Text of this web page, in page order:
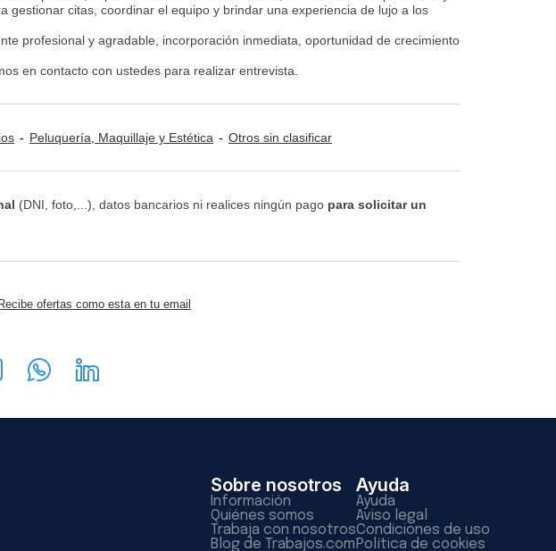
gestionar citas, coordinar el equipo y brindar una experiencia de lujo a los
profesional y agradable, incorporación inmediata, oportunidad de crecimiento
en contacto con ustedes para realizar entrevista.
Peluquería, Maquillaje y Estética Otros sin clasificar
(DNI, foto,...), datos bancarios ni realices ningún pago para solicitar un
Recibe ofertas como esta en tu email
Sobre nosotros
Información
Quiénes somos
Trabaja con nosotros
Blog de Trabajos.com
Ayuda
Ayuda
Aviso legal
Condiciones de uso
Política de cookies